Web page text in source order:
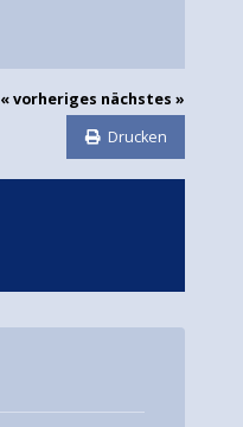
« vorheriges nächstes »
Drucken